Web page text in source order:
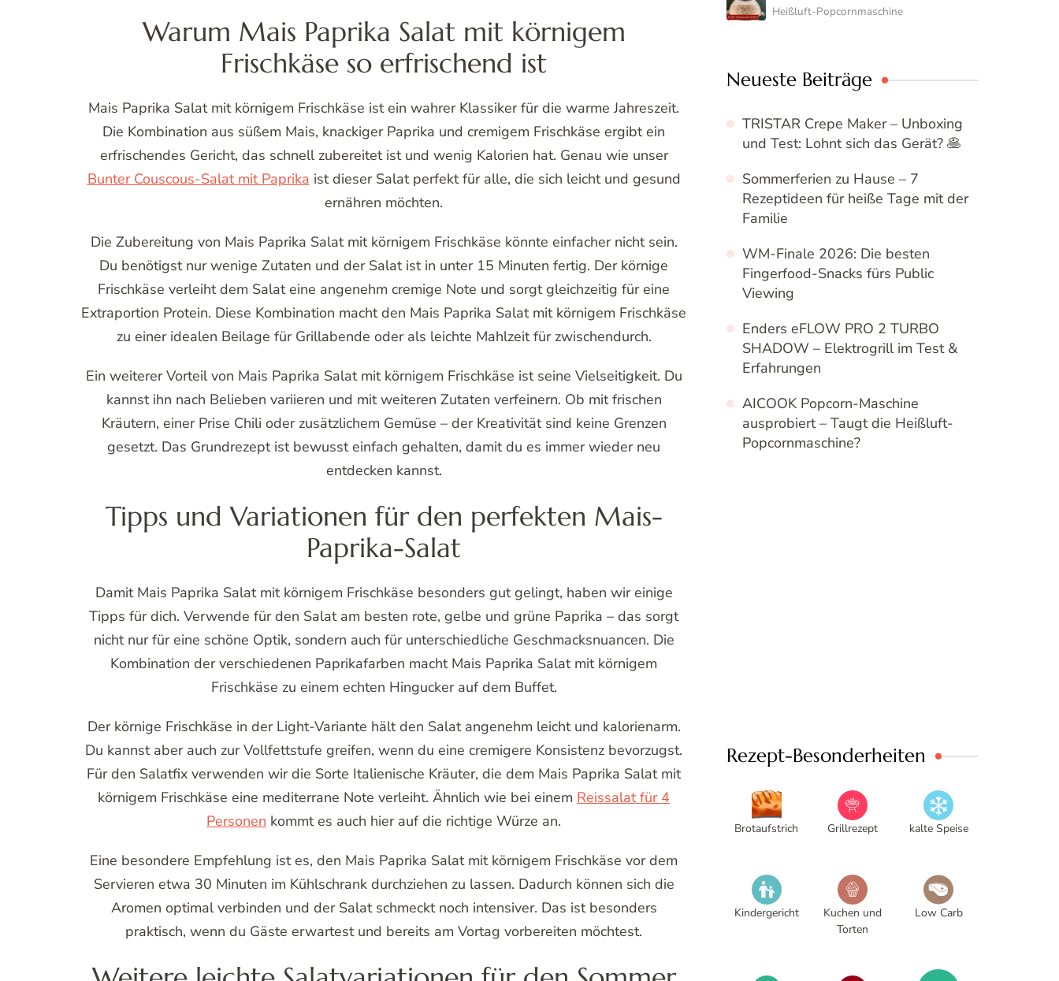
Warum Mais Paprika Salat mit körnigem
Frischkäse so erfrischend ist
Mais Paprika Salat mit körnigem Frischkäse ist ein wahrer Klassiker für die warme Jahreszeit.
Die Kombination aus süßem Mais, knackiger Paprika und cremigem Frischkäse ergibt ein
erfrischendes Gericht, das schnell zubereitet ist und wenig Kalorien hat. Genau wie unser
Bunter Couscous-Salat mit Paprika ist dieser Salat perfekt für alle, die sich leicht und gesund
ernähren möchten.
Die Zubereitung von Mais Paprika Salat mit körnigem Frischkäse könnte einfacher nicht sein.
Du benötigst nur wenige Zutaten und der Salat ist in unter 15 Minuten fertig. Der körnige
Frischkäse verleiht dem Salat eine angenehm cremige Note und sorgt gleichzeitig für eine
Extraportion Protein. Diese Kombination macht den Mais Paprika Salat mit körnigem Frischkäse
zu einer idealen Beilage für Grillabende oder als leichte Mahlzeit für zwischendurch.
Ein weiterer Vorteil von Mais Paprika Salat mit körnigem Frischkäse ist seine Vielseitigkeit. Du
kannst ihn nach Belieben variieren und mit weiteren Zutaten verfeinern. Ob mit frischen
Kräutern, einer Prise Chili oder zusätzlichem Gemüse – der Kreativität sind keine Grenzen
gesetzt. Das Grundrezept ist bewusst einfach gehalten, damit du es immer wieder neu
entdecken kannst.
Tipps und Variationen für den perfekten Mais-
Paprika-Salat
Damit Mais Paprika Salat mit körnigem Frischkäse besonders gut gelingt, haben wir einige
Tipps für dich. Verwende für den Salat am besten rote, gelbe und grüne Paprika – das sorgt
nicht nur für eine schöne Optik, sondern auch für unterschiedliche Geschmacksnuancen. Die
Kombination der verschiedenen Paprikafarben macht Mais Paprika Salat mit körnigem
Frischkäse zu einem echten Hingucker auf dem Buffet.
Der körnige Frischkäse in der Light-Variante hält den Salat angenehm leicht und kalorienarm.
Du kannst aber auch zur Vollfettstufe greifen, wenn du eine cremigere Konsistenz bevorzugst.
Für den Salatfix verwenden wir die Sorte Italienische Kräuter, die dem Mais Paprika Salat mit
körnigem Frischkäse eine mediterrane Note verleiht. Ähnlich wie bei einem Reissalat für 4
Personen kommt es auch hier auf die richtige Würze an.
Eine besondere Empfehlung ist es, den Mais Paprika Salat mit körnigem Frischkäse vor dem
Servieren etwa 30 Minuten im Kühlschrank durchziehen zu lassen. Dadurch können sich die
Aromen optimal verbinden und der Salat schmeckt noch intensiver. Das ist besonders
praktisch, wenn du Gäste erwartest und bereits am Vortag vorbereiten möchtest.
Heißluft-Popcornmaschine
Neueste Beiträge
TRISTAR Crepe Maker – Unboxing
und Test: Lohnt sich das Gerät? 🥞
Sommerferien zu Hause – 7
Rezeptideen für heiße Tage mit der
Familie
WM-Finale 2026: Die besten
Fingerfood-Snacks fürs Public
Viewing
Enders eFLOW PRO 2 TURBO
SHADOW – Elektrogrill im Test &
Erfahrungen
AICOOK Popcorn-Maschine
ausprobiert – Taugt die Heißluft-
Popcornmaschine?
Rezept-Besonderheiten
Brotaufstrich Grillrezept kalte Speise
Kindergericht
Kuchen und
Torten
Low Carb